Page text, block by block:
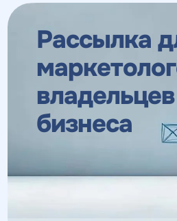
Рассылка
владельцев
бизнеса